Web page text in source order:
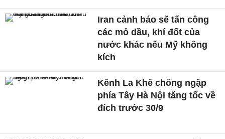
Iran cảnh báo sẽ tấn công
các mỏ dầu, khí đốt của
nước khác nếu Mỹ không
kích
Kênh La Khê chống ngập
phía Tây Hà Nội tăng tốc về
đích trước 30/9